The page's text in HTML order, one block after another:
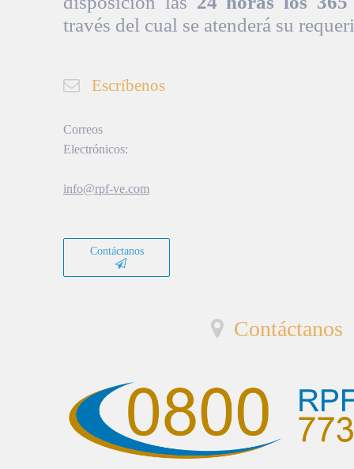
través del cual se atenderá su
Escríbenos
Correos
Electrónicos:
info@rpf-ve.com
Contáctanos
Contáctanos